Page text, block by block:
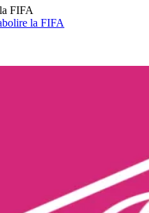
FIFA
la FIFA